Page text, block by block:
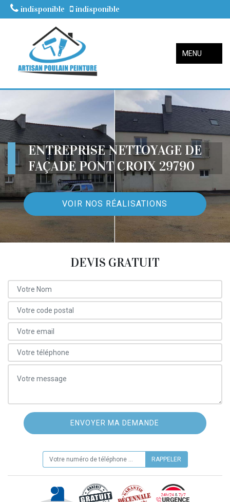
indisponible indisponible
MENU
ENTREPRISE NETTOYAGE DE
FAÇADE PONT CROIX 29790
VOIR NOS RÉALISATIONS
DEVIS GRATUIT